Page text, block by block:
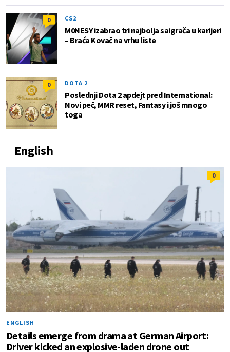
0 CS2
M0NESY izabrao tri najbolja saigrača u karijeri
– Braća Kovač na vrhu liste
0 DOTA 2
Poslednji Dota 2 apdejt pred International:
Novi peč, MMR reset, Fantasy i još mnogo
toga
English
0
ENGLISH
Details emerge from drama at German Airport:
Driver kicked an explosive-laden drone out